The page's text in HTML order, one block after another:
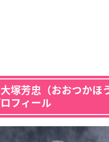
塚芳忠（おおつかほ
フィール